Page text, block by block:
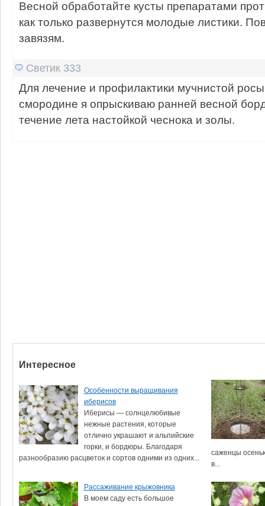
Весной обработайте кусты препаратами
как только развернутся молодые листики.
завязям.
Светик 333
Для лечение и профилактики мучнистой
смородине я опрыскиваю ранней весной
течение лета настойкой чеснока и золы.
Интересное
Особенности выращивания
иберисов
Иберисы — солнцелюбивые
нежные растения, которые
отлично украшают и альпийские
горки, и бордюры. Благодаря
разнообразию расцветок и сортов одними из одних...
саженцы
в...
Рассаживание крыжовника
В моем саду есть большое